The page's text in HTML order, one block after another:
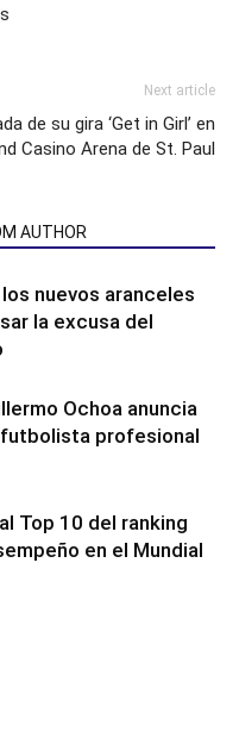
Next article
de su gira ‘Get in Girl’ en
Casino Arena de St. Paul
AUTHOR
nuevos aranceles
la excusa del
Ochoa anuncia
profesional
Top 10 del ranking
en el Mundial